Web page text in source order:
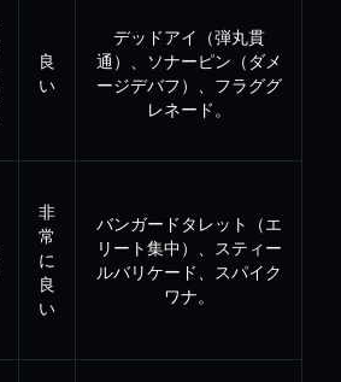
良
い
デッドアイ（弾丸貫
通）、ソナーピン（ダメ
ージデバフ）、フラググ
レネード。
非
常
に
良
い
バンガードタレット（エ
リート集中）、スティー
ルバリケード、スパイク
ワナ。